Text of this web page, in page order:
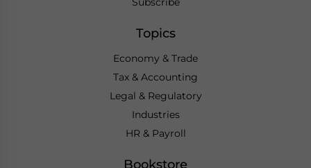
Topics
Economy & Trade
Tax & Accounting
Legal & Regulatory
Industries
HR & Payroll
Bookstore